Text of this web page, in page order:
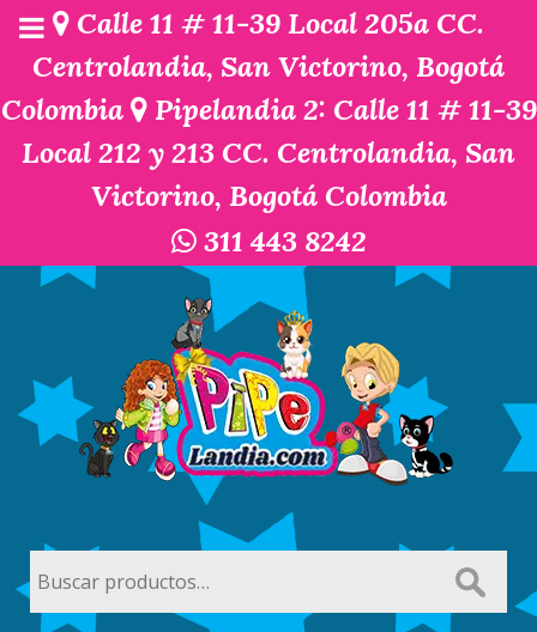
Calle 11 # 11-39 Local 205a CC.
Centrolandia, San Victorino, Bogotá
Colombia
Pipelandia 2: Calle 11 # 11-39
Local 212 y 213 CC. Centrolandia, San
Victorino, Bogotá Colombia
311 443 8242
por: